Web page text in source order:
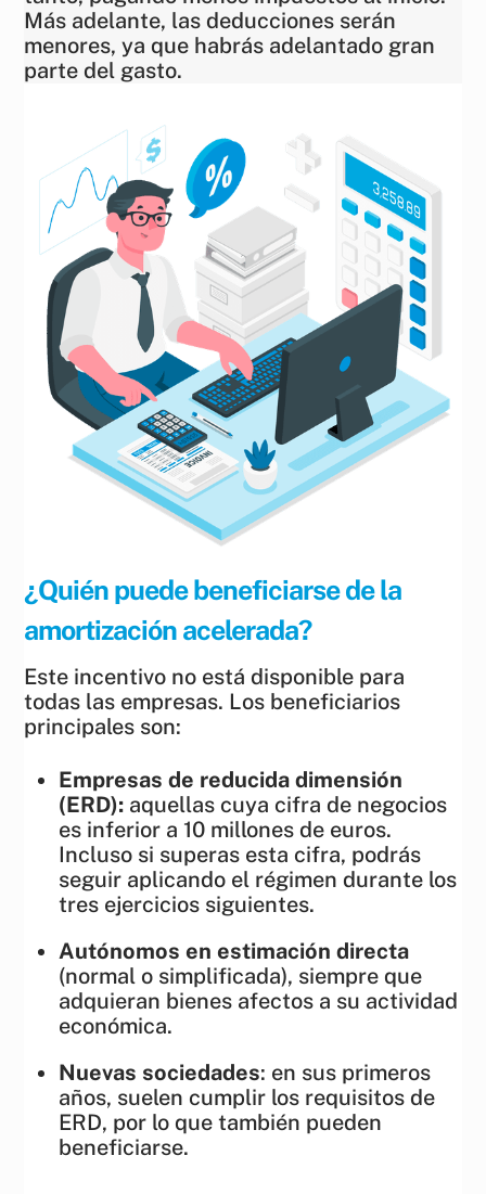
Más adelante, las deducciones serán
menores, ya que habrás adelantado gran
parte del gasto.
¿Quién puede beneficiarse de la
amortización acelerada?
Este incentivo no está disponible para
todas las empresas. Los beneficiarios
principales son:
Empresas de reducida dimensión
(ERD): aquellas cuya cifra de negocios
es inferior a 10 millones de euros.
Incluso si superas esta cifra, podrás
seguir aplicando el régimen durante los
tres ejercicios siguientes.
Autónomos en estimación directa
(normal o simplificada), siempre que
adquieran bienes afectos a su actividad
económica.
Nuevas sociedades: en sus primeros
años, suelen cumplir los requisitos de
ERD, por lo que también pueden
beneficiarse.